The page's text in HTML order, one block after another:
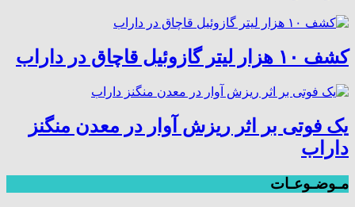
کشف ۱۰ هزار لیتر گازوئیل قاچاق در داراب
یک فوتی بر اثر ریزش آوار در معدن منگنز
داراب
مـوضـوعـات